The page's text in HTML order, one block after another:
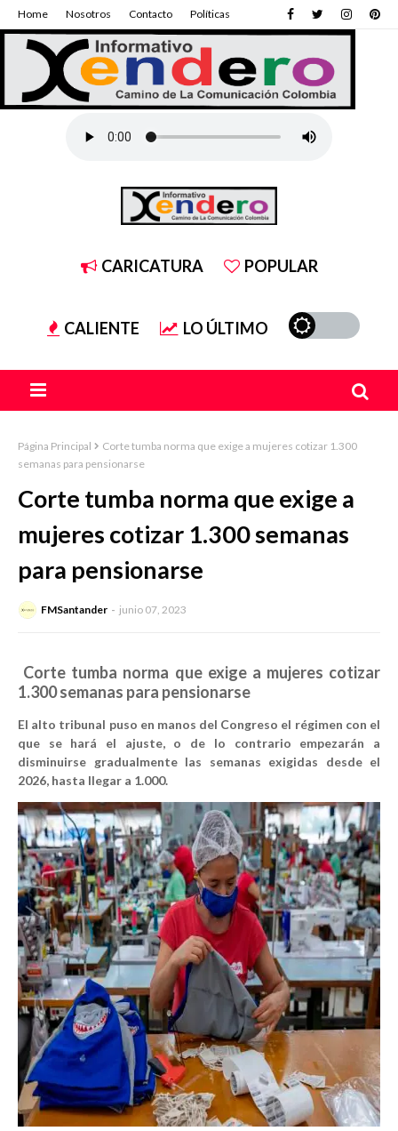
Home Nosotros Contacto Políticas
CARICATURA POPULAR
CALIENTE LO ÚLTIMO
Página Principal
Corte tumba norma que exige a mujeres cotizar 1.300
semanas para pensionarse
Corte tumba norma que exige a
mujeres cotizar 1.300 semanas
para pensionarse
FMSantander junio 07, 2023
Corte tumba norma que exige a mujeres cotizar
1.300 semanas para pensionarse
El alto tribunal puso en manos del Congreso el régimen con el
que se hará el ajuste, o de lo contrario empezarán a
disminuirse gradualmente las semanas exigidas desde el
2026, hasta llegar a 1.000.